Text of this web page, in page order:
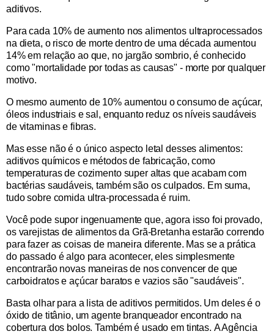
aditivos.
Para cada 10% de aumento nos alimentos ultraprocessados ​​
na dieta, o risco de morte dentro de uma década aumentou
14% em relação ao que, no jargão sombrio, é conhecido
como "mortalidade por todas as causas" - morte por qualquer
motivo.
O mesmo aumento de 10% aumentou o consumo de açúcar,
óleos industriais e sal, enquanto reduz os níveis saudáveis ​​
de vitaminas e fibras.
Mas esse não é o único aspecto letal desses alimentos:
aditivos químicos e métodos de fabricação, como
temperaturas de cozimento super altas que acabam com
bactérias saudáveis, também são os culpados. Em suma,
tudo sobre comida ultra-processada é ruim.
Você pode supor ingenuamente que, agora isso foi provado,
os varejistas de alimentos da Grã-Bretanha estarão correndo
para fazer as coisas de maneira diferente. Mas se a prática
do passado é algo para acontecer, eles simplesmente
encontrarão novas maneiras de nos convencer de que
carboidratos e açúcar baratos e vazios são "saudáveis".
Basta olhar para a lista de aditivos permitidos. Um deles é o
óxido de titânio, um agente branqueador encontrado na
cobertura dos bolos. Também é usado em tintas. A Agência